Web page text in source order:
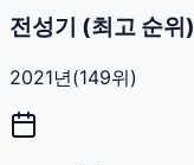
전성기 (최고 순위)
2021년(149위)